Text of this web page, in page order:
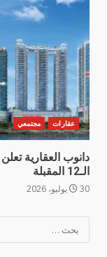
عقارات مجتمعي
الـ12 المقبلة
30 يوليو، 2026
عن: